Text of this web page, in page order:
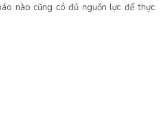
nào cũng có đủ nguồn lực để thực